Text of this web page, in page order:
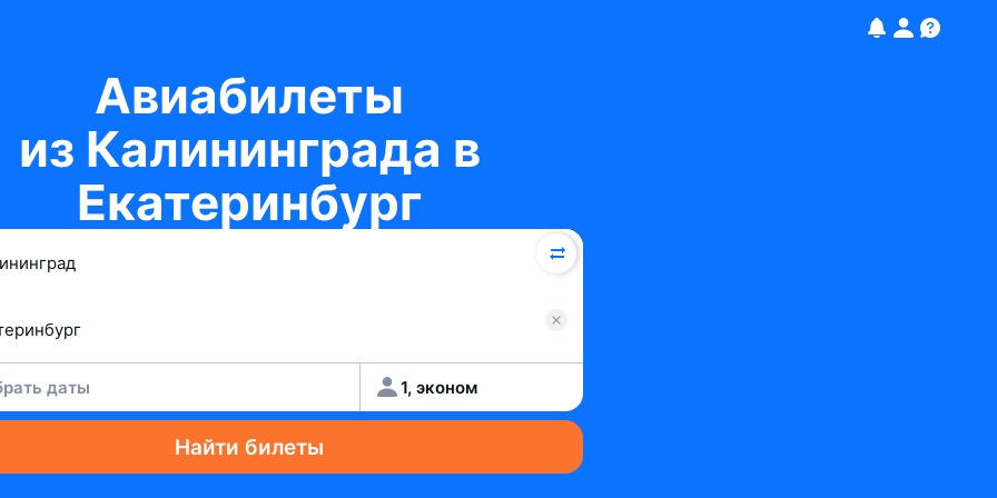
Авиабилеты
из Калининграда в
Екатеринбург
даты 1, эконом
Найти билеты